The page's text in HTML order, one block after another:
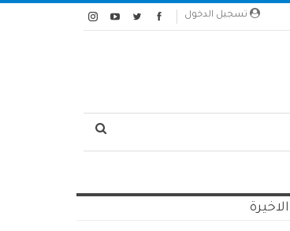
تسجيل الدخول